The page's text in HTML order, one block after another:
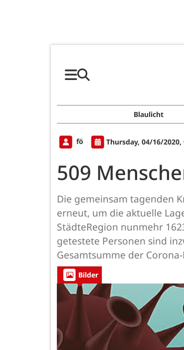
Blaulicht
fö Thursday, 04/16/2020,
509
Die gemeinsam tagenden
erneut, um die aktuelle
StädteRegion nunmehr
getestete Personen sind
Gesamtsumme der
Bilder